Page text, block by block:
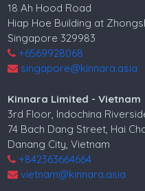
18 Ah Hood Road
Hiap Hoe Building at
Singapore 329983
+6569928068
singapore@kinnara.asia
Kinnara Limited - Vietnam
3rd Floor, Indochina
74 Bach Dang Street, Hai
Danang City, Vietnam
+842363664664
vietnam@kinnara.asia